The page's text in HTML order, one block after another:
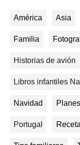
América Asia
Familia
Historias de avión
Libros infantiles
Navidad
Portugal